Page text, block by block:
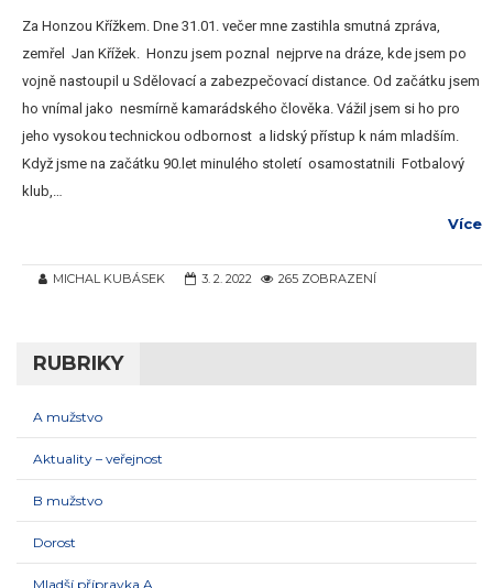
Za Honzou Křížkem. Dne 31.01. večer mne zastihla smutná zpráva,
zemřel Jan Křížek. Honzu jsem poznal nejprve na dráze, kde jsem po
vojně nastoupil u Sdělovací a zabezpečovací distance. Od začátku jsem
ho vnímal jako nesmírně kamarádského člověka. Vážil jsem si ho pro
jeho vysokou technickou odbornost a lidský přístup k nám mladším.
Když jsme na začátku 90.let minulého století osamostatnili Fotbalový
klub,…
Více
MICHAL KUBÁSEK 3. 2. 2022 265 ZOBRAZENÍ
RUBRIKY
A mužstvo
Aktuality – veřejnost
B mužstvo
Dorost
Mladší přípravka A